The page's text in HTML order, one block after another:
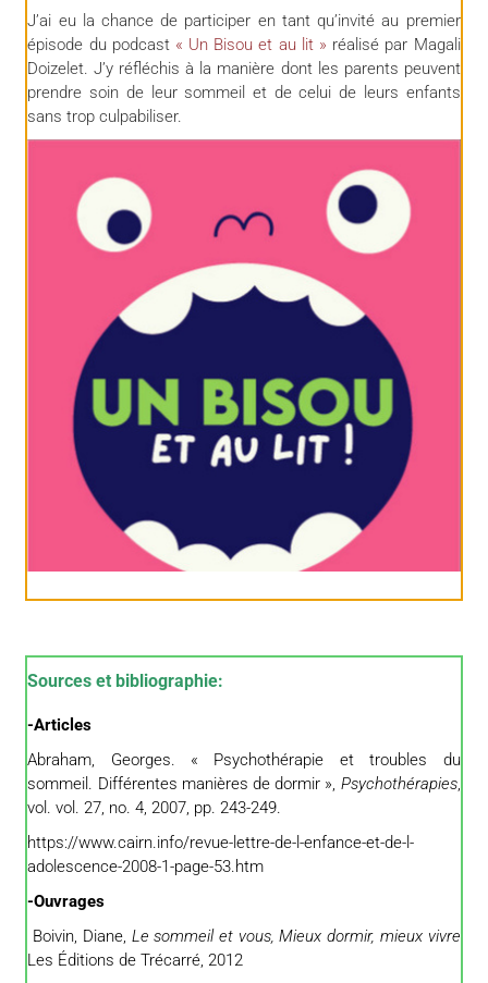
J’ai eu la chance de participer en tant qu’invité au premier
épisode du podcast « Un Bisou et au lit » réalisé par Magali
Doizelet. J’y réfléchis à la manière dont les parents peuvent
prendre soin de leur sommeil et de celui de leurs enfants
sans trop culpabiliser.
Sources et bibliographie:
-Articles
Abraham , Georges. « Psychothérapie et troubles du
sommeil. Différentes manières de dormir », Psychothérapies,
vol. vol. 27, no. 4, 2007, pp. 243-249.
https://www.cairn.info/revue-lettre-de-l-enfance-et-de-l-
adolescence-2008-1-page-53.htm
-Ouvrages
Boivin, Diane, Le sommeil et vous, Mieux dormir, mieux vivre
Les Éditions de Trécarré, 2012